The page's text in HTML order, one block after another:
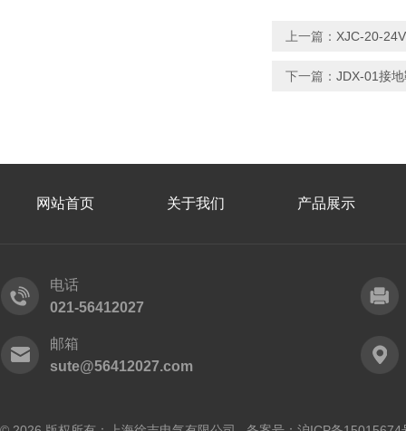
上一篇： XJC-20-
下一篇： JDX-01接
网站首页 关于我们 产品展示
电话
021-56412027
邮箱
sute@56412027.com